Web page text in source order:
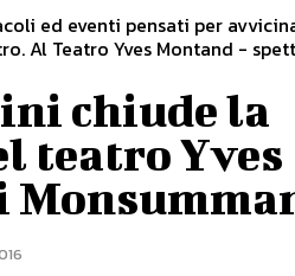
ed eventi pensati per
possibili alla magia del teatro. Al Teatro Yves
chiude la
teatro Yves